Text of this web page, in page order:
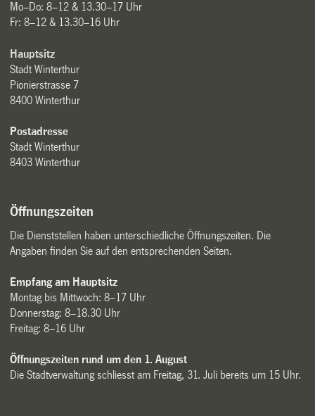
Mo–Do: 8–12 & 13.30–17 Uhr
Fr: 8–12 & 13.30–16 Uhr
Hauptsitz
Stadt Winterthur
Pionierstrasse 7
8400 Winterthur
Postadresse
Stadt Winterthur
8403 Winterthur
Öffnungszeiten
Die Dienststellen haben unterschiedliche Öffnungszeiten. Die
Angaben finden Sie auf den entsprechenden Seiten.
Empfang am Hauptsitz
Montag bis Mittwoch: 8–17 Uhr
Donnerstag: 8–18.30 Uhr
Freitag: 8–16 Uhr
Öffnungszeiten rund um den 1. August
Die Stadtverwaltung schliesst am Freitag, 31. Juli bereits um 15 Uhr.